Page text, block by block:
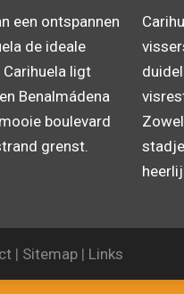
een ontspannen
de ideale
ligt
Benalmádena
boulevard
grenst.
| Sitemap | Links